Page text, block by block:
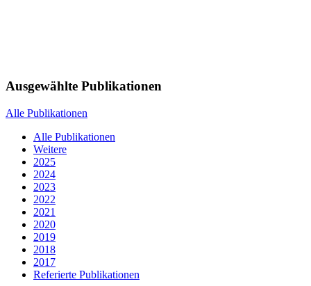
Ausgewählte Publikationen
Alle Publikationen
Alle Publikationen
Weitere
2025
2024
2023
2022
2021
2020
2019
2018
2017
Referierte Publikationen